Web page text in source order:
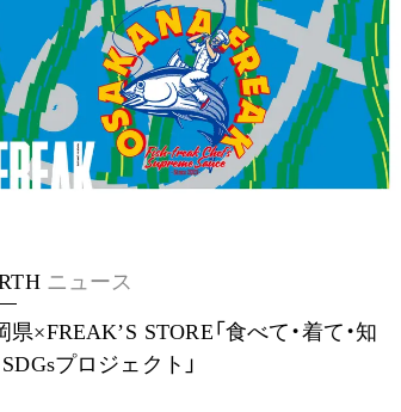
ニュース
県×FREAKʼS STORE「食べて・着て・知
SDGsプロジェクト」